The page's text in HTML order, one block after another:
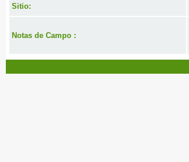
Sitio:
Notas de Campo :